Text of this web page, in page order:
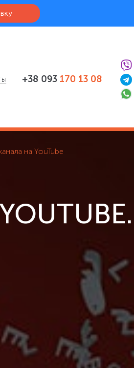
+38 093 170 13 08
на YouTube